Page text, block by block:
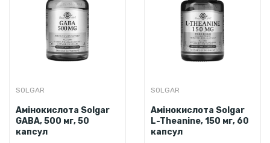
SOLGAR
Амінокислота Solgar
GABA, 500 мг, 50
капсул
SOLGAR
Амінокислота Solgar
L-Theanine, 150 мг, 60
капсул